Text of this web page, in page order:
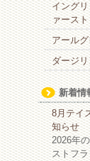
イング
ァースト
アール
ダージリ
新着情
8月テイ
知らせ
2026年
ストフ